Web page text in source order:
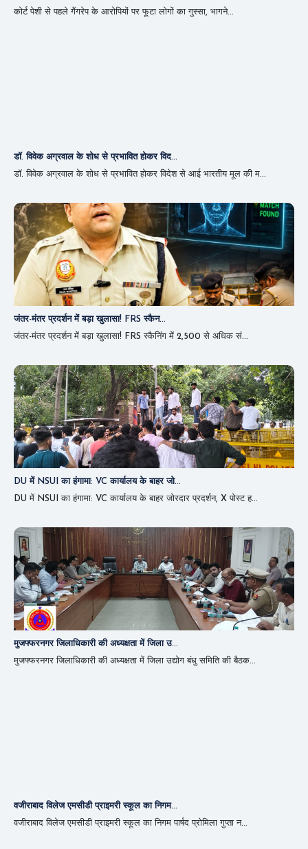
कोर्ट पेशी से पहले गैंगरेप के आरोपियों पर फूटा लोगों का गुस्सा, भागने...
डॉ. विवेक अग्रवाल के शोध से प्रभावित होकर विद...
डॉ. विवेक अग्रवाल के शोध से प्रभावित होकर विदेश से आई भारतीय मूल की म...
जंतर-मंतर प्रदर्शन में बड़ा खुलासा! FRS स्कैन...
जंतर-मंतर प्रदर्शन में बड़ा खुलासा! FRS स्कैनिंग में 2,500 से अधिक सं...
DU में NSUI का हंगामा: VC कार्यालय के बाहर जो...
DU में NSUI का हंगामा: VC कार्यालय के बाहर जोरदार प्रदर्शन, X पोस्ट ह...
मुजफ्फरनगर जिलाधिकारी की अध्यक्षता में जिला उ...
मुजफ्फरनगर जिलाधिकारी की अध्यक्षता में जिला उद्योग बंधु समिति की बैठक...
वजीराबाद विलेज एमसीडी प्राइमरी स्कूल का निगम...
वजीराबाद विलेज एमसीडी प्राइमरी स्कूल का निगम पार्षद प्रोमिला गुप्ता न...